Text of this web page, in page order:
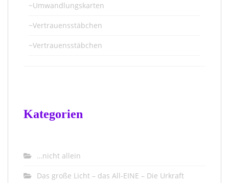
~Umwandlungskarten
~Vertrauensstäbchen
~Vertrauensstäbchen
Kategorien
…nicht allein
Das große Licht – das All-EINE – Die Urkraft